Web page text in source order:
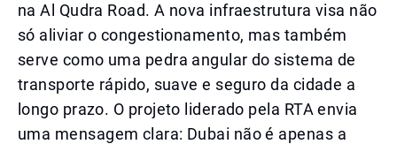
na Al Qudra Road. A nova infraestrutura visa não
só aliviar o congestionamento, mas também
serve como uma pedra angular do sistema de
transporte rápido, suave e seguro da cidade a
longo prazo. O projeto liderado pela RTA envia
uma mensagem clara: Dubai não é apenas a